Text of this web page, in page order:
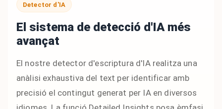
Detector d'IA
El sistema de detecció d'IA més
avançat
El nostre detector d'escriptura d'IA realitza una
anàlisi exhaustiva del text per identificar amb
precisió el contingut generat per IA en diversos